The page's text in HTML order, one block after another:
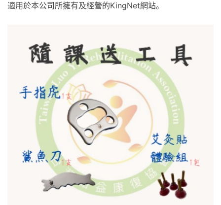
適用於本公司所擁有及經營的KingNet網站。